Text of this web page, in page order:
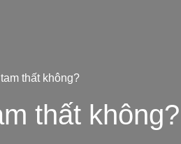
thất không?
thất không?